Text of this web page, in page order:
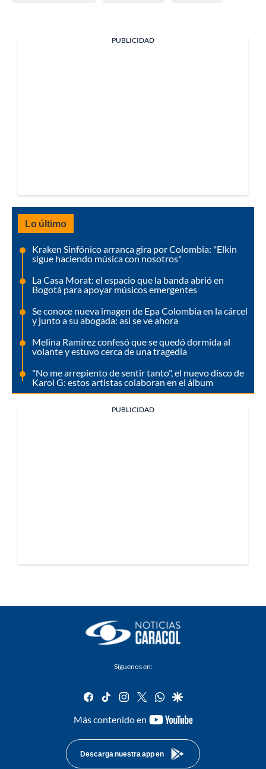
PUBLICIDAD
Lo último
Kraken Sinfónico arranca gira por Colombia: "Elkin
sigue haciendo música con nosotros"
La Casa Morat: el espacio que la banda abrió en
Bogotá para apoyar músicos emergentes
Se conoce nueva imagen de Epa Colombia en la cárcel
y junto a su abogada: así se ve ahora
Melina Ramírez confesó que se quedó dormida al
volante y estuvo cerca de una tragedia
"No me arrepiento de sentir tanto", el nuevo disco de
Karol G: estos artistas colaboran en el álbum
PUBLICIDAD
Síguenos en:
facebook
tiktok instagram
twitterwhatsapp
google
Más contenido en
youtube-
Descarga nuestra app en